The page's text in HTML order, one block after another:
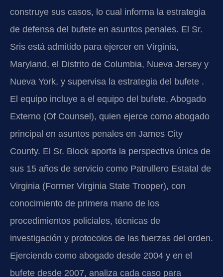
construye sus casos, lo cual informa la estrategia
de defensa del bufete en asuntos penales. El Sr.
Sris está admitido para ejercer en Virginia,
Maryland, el Distrito de Columbia, Nueva Jersey y
Nueva York, y supervisa la estrategia del bufete .
El equipo incluye a el equipo del bufete, Abogado
Externo (Of Counsel), quien ejerce como abogado
principal en asuntos penales en James City
County. El Sr. Block aporta la perspectiva única de
sus 15 años de servicio como Patrullero Estatal de
Virginia (Former Virginia State Trooper), con
conocimiento de primera mano de los
procedimientos policiales, técnicas de
investigación y protocolos de las fuerzas del orden.
Ejerciendo como abogado desde 2004 y en el
bufete desde 2007, analiza cada caso para